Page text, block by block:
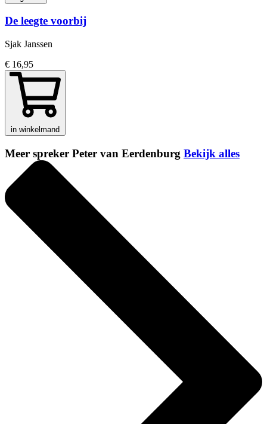
De leegte voorbij
Sjak Janssen
€ 16,95
in winkelmand
Meer spreker Peter van Eerdenburg Bekijk alles